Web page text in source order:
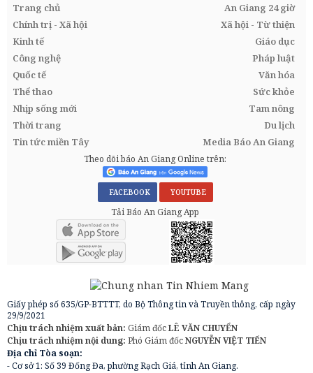
Trang chủ
An Giang 24 giờ
Chính trị - Xã hội
Xã hội - Từ thiện
Kinh tế
Giáo dục
Công nghệ
Pháp luật
Quốc tế
Văn hóa
Thể thao
Sức khỏe
Nhịp sống mới
Tam nông
Thời trang
Du lịch
Tin tức miền Tây
Media Báo An Giang
Theo dõi báo An Giang Online trên:
FACEBOOK YOUTUBE
Tải Báo An Giang App
Giấy phép số 635/GP-BTTTT, do Bộ Thông tin và Truyền thông, cấp ngày
29/9/2021
Chịu trách nhiệm xuất bản: Giám đốcLÊ VĂN CHUYỂN
Chịu trách nhiệm nội dung: Phó Giám đốcNGUYỄN VIỆT TIẾN
Địa chỉ Tòa soạn:
- Cơ sở 1: Số 39 Đống Đa, phường Rạch Giá, tỉnh An Giang.